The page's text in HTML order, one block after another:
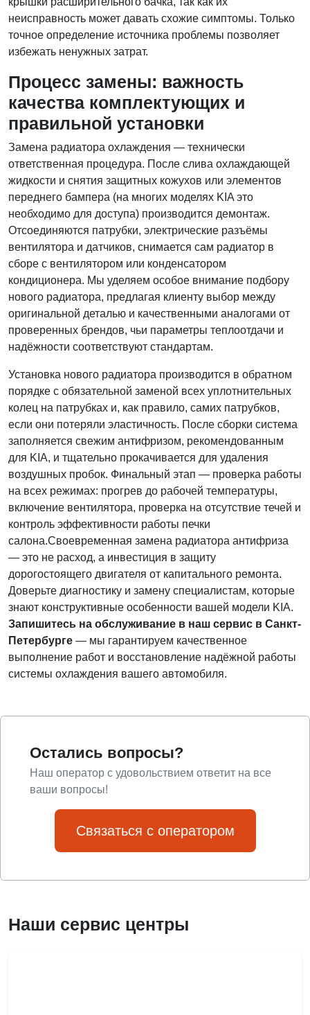
неисправность может давать схожие симптомы. Только
точное определение источника проблемы позволяет
избежать ненужных затрат.
Процесс замены: важность
качества комплектующих и
правильной установки
Замена радиатора охлаждения — технически
ответственная процедура. После слива охлаждающей
жидкости и снятия защитных кожухов или элементов
переднего бампера (на многих моделях KIA это
необходимо для доступа) производится демонтаж.
Отсоединяются патрубки, электрические разъёмы
вентилятора и датчиков, снимается сам радиатор в
сборе с вентилятором или конденсатором
кондиционера. Мы уделяем особое внимание подбору
нового радиатора, предлагая клиенту выбор между
оригинальной деталью и качественными аналогами от
проверенных брендов, чьи параметры теплоотдачи и
надёжности соответствуют стандартам.
Установка нового радиатора производится в обратном
порядке с обязательной заменой всех уплотнительных
колец на патрубках и, как правило, самих патрубков,
если они потеряли эластичность. После сборки система
заполняется свежим антифризом, рекомендованным
для KIA, и тщательно прокачивается для удаления
воздушных пробок. Финальный этап — проверка работы
на всех режимах: прогрев до рабочей температуры,
включение вентилятора, проверка на отсутствие течей и
контроль эффективности работы печки
салона.Своевременная замена радиатора антифриза
— это не расход, а инвестиция в защиту
дорогостоящего двигателя от капитального ремонта.
Доверьте диагностику и замену специалистам, которые
знают конструктивные особенности вашей модели KIA.
Запишитесь на обслуживание в наш сервис в Санкт-
Петербурге — мы гарантируем качественное
выполнение работ и восстановление надёжной работы
системы охлаждения вашего автомобиля.
Остались вопросы?
Наш оператор с удовольствием ответит на все
ваши вопросы!
Связаться с оператором
Наши сервис центры